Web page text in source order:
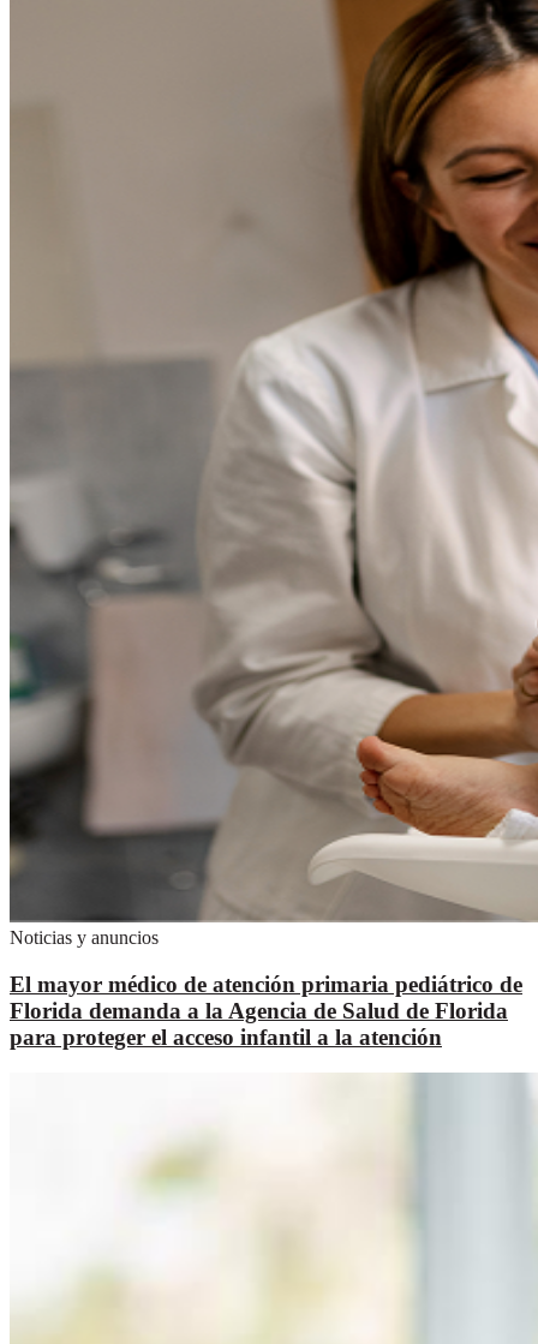
Noticias y anuncios
El mayor médico de atención primaria pediátrico de
Florida demanda a la Agencia de Salud de Florida
para proteger el acceso infantil a la atención